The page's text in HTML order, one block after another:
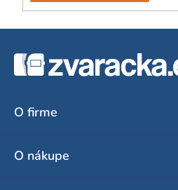
O firme
O nákupe